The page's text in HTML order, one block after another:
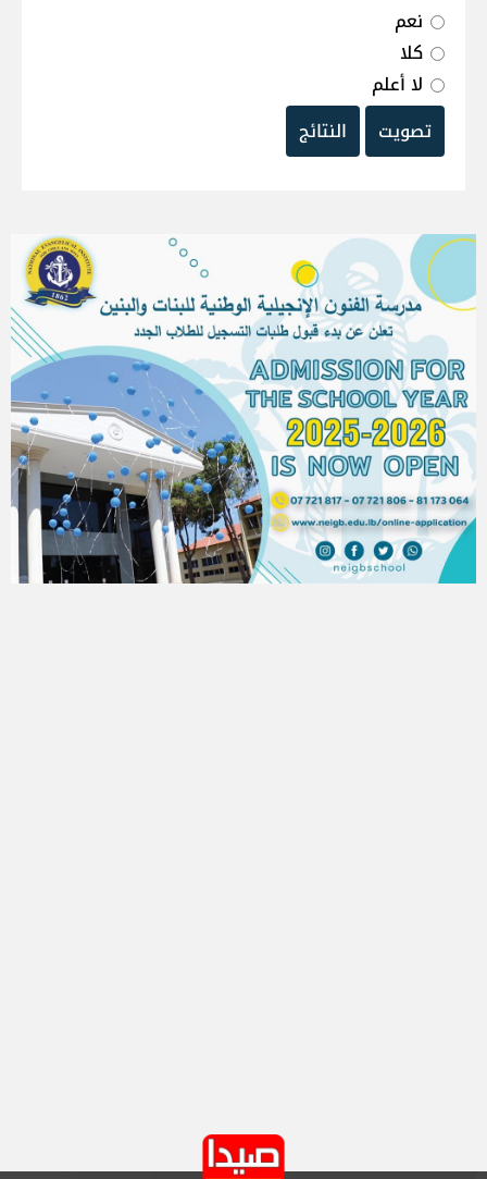
نعم
كلا
لا أعلم
تصويت
النتائج